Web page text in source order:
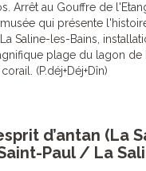
Arrêt au Gouffre de
qui présente
Saline-les-Bains,
plage du lagon de
(P.déj+Déj+Dîn)
d’antan (La
Paul / La